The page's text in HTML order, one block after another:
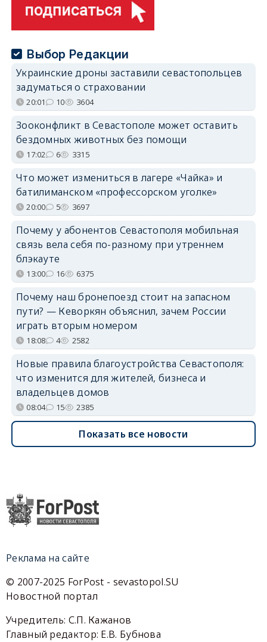
Выбор Редакции
Украинские дроны заставили севастопольцев
задуматься о страховании
20:01 10 3604
Зооконфликт в Севастополе может оставить
бездомных животных без помощи
17:02 6 3315
Что может измениться в лагере «Чайка» и
батилиманском «профессорском уголке»
20:00 5 3697
Почему у абонентов Севастополя мобильная
связь вела себя по-разному при утреннем
блэкауте
13:00 16 6375
Почему наш бронепоезд стоит на запасном
пути? — Кеворкян объяснил, зачем России
играть вторым номером
18:08 4 2582
Новые правила благоустройства Севастополя:
что изменится для жителей, бизнеса и
владельцев домов
08:04 15 2385
Показать все новости
Реклама на сайте
© 2007-2025 ForPost - sevastopol.SU
Новостной портал
Учредитель: С.П. Кажанов
Главный редактор: Е.В. Бубнова